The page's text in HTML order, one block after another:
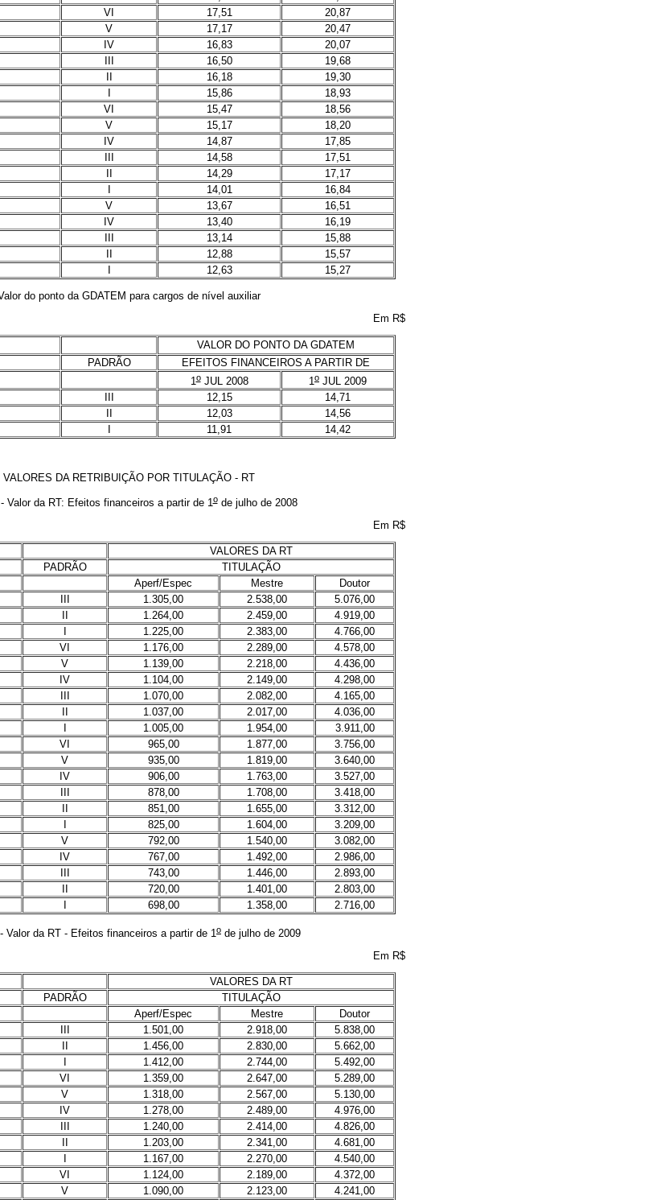
VI
17,51
20,87
V
17,17
20,47
IV 16,83
20,07
III
16,50
19,68
II
16,18
19,30
I
15,86
18,93
VI
15,47
18,56
V
15,17
18,20
IV 14,87
17,85
III
14,58
17,51
II
14,29
17,17
I
14,01
16,84
V
13,67
16,51
IV
13,40
16,19
III 13,14
15,88
II
12,88
15,57
I
12,63 15,27
do ponto da GDATEM para cargos de nível auxiliar
Em R$
VALOR DO PONTO DA GDATEM
PADRÃO
EFEITOS FINANCEIROS A PARTIR DE
1oJUL 2008 1 o JUL 2009
III
12,15
14,71
II 12,03
14,56
I
11,91 14,42
VALORES DA RETRIBUIÇÃO POR TITULAÇÃO - RT
Valor da RT: Efeitos financeiros a partir de 1ode julho de 2008
Em R$
VALORES DA RT
PADRÃO
TITULAÇÃO
Aperf/Espec
Mestre
Doutor
1.305,00 2.538,00
5.076,00
1.264,00 2.459,00
4.919,00
1.225,00 2.383,00
4.766,00
VI
1.176,00 2.289,00
4.578,00
V
1.139,00 2.218,00
4.436,00
IV 1.104,00 2.149,00
4.298,00
1.070,00 2.082,00
4.165,00
1.037,00 2.017,00
4.036,00
1.005,00 1.954,00
3.911,00
VI
965,00 1.877,00
3.756,00
V
935,00 1.819,00
3.640,00
IV 906,00 1.763,00
3.527,00
878,00 1.708,00
3.418,00
851,00 1.655,00
3.312,00
825,00 1.604,00
3.209,00
V
792,00 1.540,00
3.082,00
IV
767,00 1.492,00
2.986,00
743,00 1.446,00
2.893,00
720,00 1.401,00
2.803,00
698,00 1.358,00 2.716,00
Valor da RT - Efeitos financeiros a partir de 1o de julho de 2009
Em R$
VALORES DA RT
PADRÃO
TITULAÇÃO
Aperf/Espec
Mestre
Doutor
1.501,00 2.918,00
5.838,00
1.456,00 2.830,00
5.662,00
1.412,00 2.744,00
5.492,00
VI
1.359,00 2.647,00
5.289,00
V
1.318,00 2.567,00
5.130,00
IV 1.278,00 2.489,00
4.976,00
1.240,00 2.414,00
4.826,00
1.203,00 2.341,00
4.681,00
1.167,00 2.270,00
4.540,00
VI
1.124,00 2.189,00
4.372,00
V
1.090,00 2.123,00
4.241,00